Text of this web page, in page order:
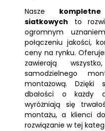
Nasze
siatkowych to
ogromnym
połączeniu jakości,
ceny na rynku.
zawierają
samodzielnego
montażową. Dzięki
dbałości o każdy
wyróżniają się
montażu, a klienci
rozwiązanie w tej